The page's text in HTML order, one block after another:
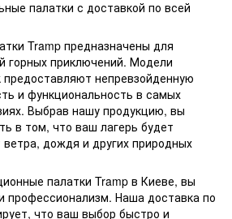
палатки с доставкой по всей
Tramp предназначены для
горных приключений. Модели
предоставляют непревзойденную
и функциональность в самых
Выбрав нашу продукцию, вы
в том, что ваш лагерь будет
дождя и других природных
палатки Tramp в Киеве, вы
профессионализм. Наша доставка по
что ваш выбор быстро и